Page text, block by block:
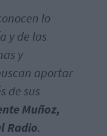
lo
y de las
y
aportar
de sus
Muñoz,
Radio.